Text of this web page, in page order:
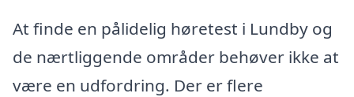
At finde en pålidelig høretest i Lundby og
de nærtliggende områder behøver ikke at
være en udfordring. Der er flere